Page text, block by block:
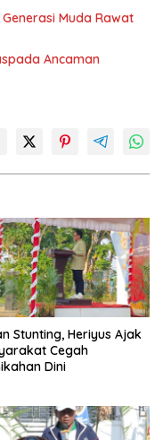
Muda Rawat
Ancaman
Stunting, Heriyus Ajak
Cegah
Dini